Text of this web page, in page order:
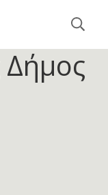
Δήμος